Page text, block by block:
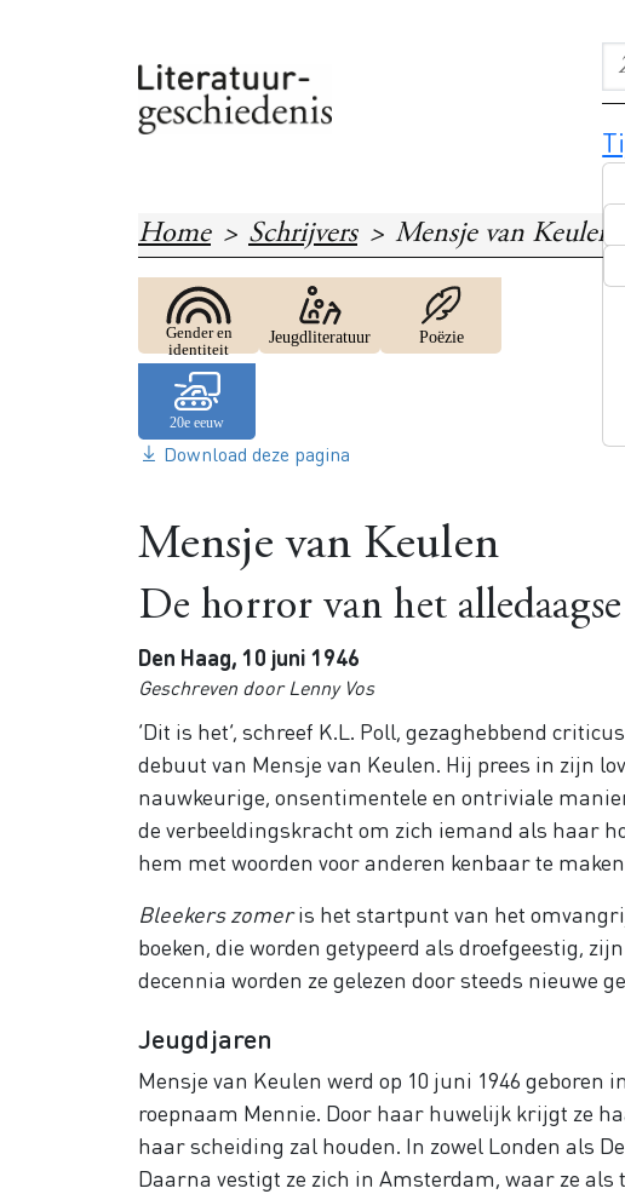
Home Schrijvers Mensje van Keulen
Image
Gender en
identiteit
Image
Jeugdliteratuur
Image
Poëzie
Download deze pagina
Mensje van Keulen
De horror van het alledaagse
Den Haag, 10 juni 1946
Geschreven door Lenny Vos
‘Dit is het’, schreef K.L. Poll, gezaghebbend
debuut van Mensje van Keulen. Hij prees in zijn
nauwkeurige, onsentimentele en ontriviale
de verbeeldingskracht om zich iemand als haar
hem met woorden voor anderen kenbaar te
Bleekers zomeris het startpunt van het
boeken, die worden getypeerd als droefgeestig,
decennia worden ze gelezen door steeds nieuwe
Jeugdjaren
Mensje van Keulen werd op 10 juni 1946 geboren
roepnaam Mennie. Door haar huwelijk krijgt ze
haar scheiding zal houden. In zowel Londen als
Daarna vestigt ze zich in Amsterdam, waar ze